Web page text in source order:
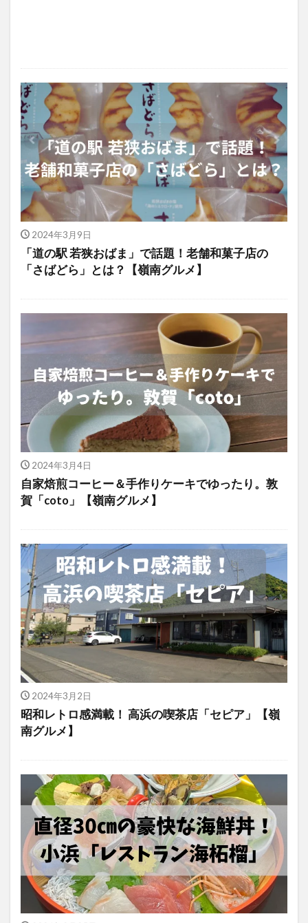
2024年3月9日
「道の駅 若狭おばま」で話題！老舗和菓子店の
「さばどら」とは？【嶺南グルメ】
2024年3月4日
自家焙煎コーヒー＆手作りケーキでゆったり。敦
賀「coto」【嶺南グルメ】
2024年3月2日
昭和レトロ感満載！ 高浜の喫茶店「セピア」【嶺
南グルメ】